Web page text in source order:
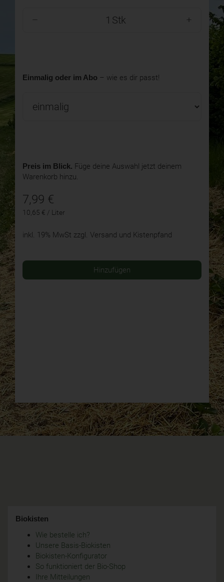
Stk
Einmalig oder im Abo – wie es dir passt!
Preis im Blick. Füge deine Auswahl jetzt deinem
Warenkorb hinzu.
7,99 €
10,65 € / Liter
inkl. 19% MwSt zzgl. Versand und Kistenpfand
Hinzufügen
Biokisten
Wie bestelle ich?
Unsere Basis-Biokisten
Biokisten-Konfigurator
So funktioniert der Bio-Shop
Ihre Mitteilungen